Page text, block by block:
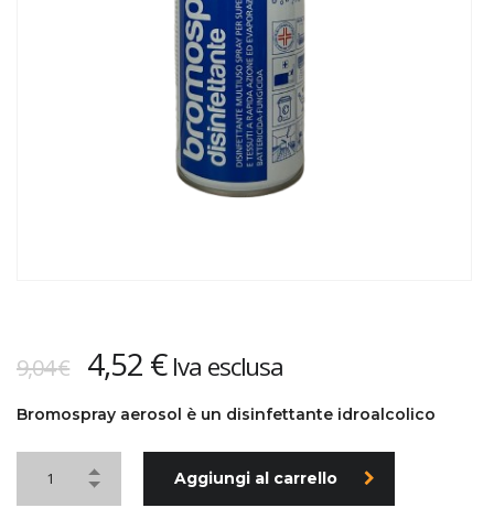
9,04€ Il
prezzo
originale
era:
9,04 €.
4,52 €Il
attuale
è:
4,52 €.
Iva esclusa
Bromospray aerosol è un disinfettante idroalcolico
Aggiungi al carrello